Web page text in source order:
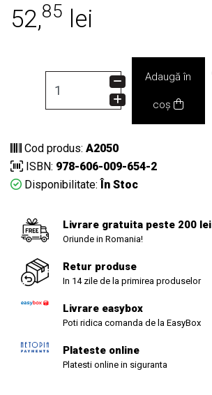
52,85 lei
Adaugă în
coș
Cod produs: A2050
ISBN: 978-606-009-654-2
Disponibilitate: În Stoc
Livrare gratuita peste 200 lei
Oriunde in Romania!
Retur produse
In 14 zile de la primirea produselor
Livrare easybox
Poti ridica comanda de la EasyBox
Plateste online
Platesti online in siguranta